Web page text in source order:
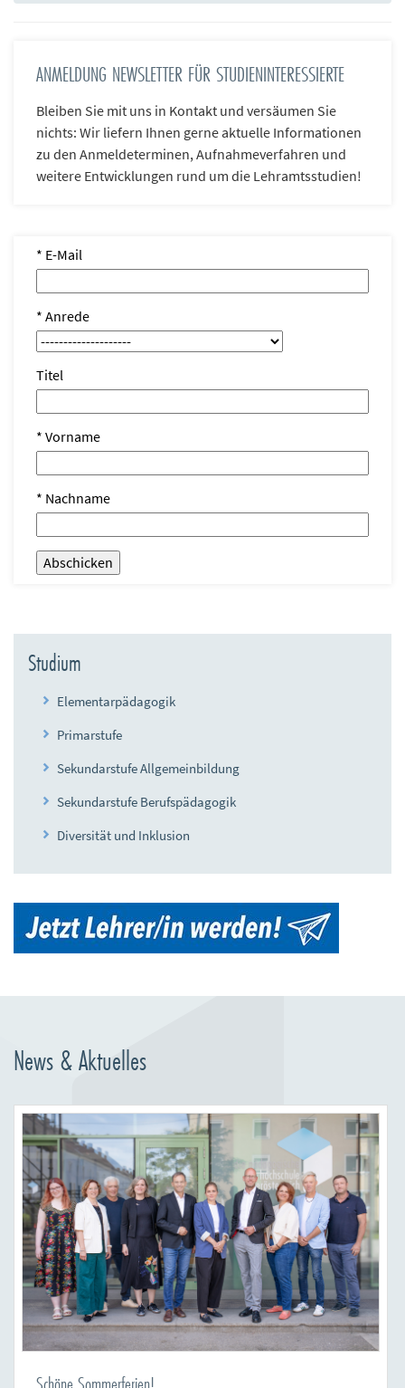
ANMELDUNG NEWSLETTER FÜR STUDIENINTERESSIERTE
Bleiben Sie mit uns in Kontakt und versäumen Sie
nichts: Wir liefern Ihnen gerne aktuelle Informationen
zu den Anmeldeterminen, Aufnahmeverfahren und
weitere Entwicklungen rund um die Lehramtsstudien!
* E-Mail
* Anrede
Titel
* Vorname
* Nachname
Studium
Elementarpädagogik
Primarstufe
Sekundarstufe Allgemeinbildung
Sekundarstufe Berufspädagogik
Diversität und Inklusion
News & Aktuelles